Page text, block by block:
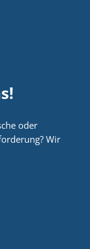
oder
Wir